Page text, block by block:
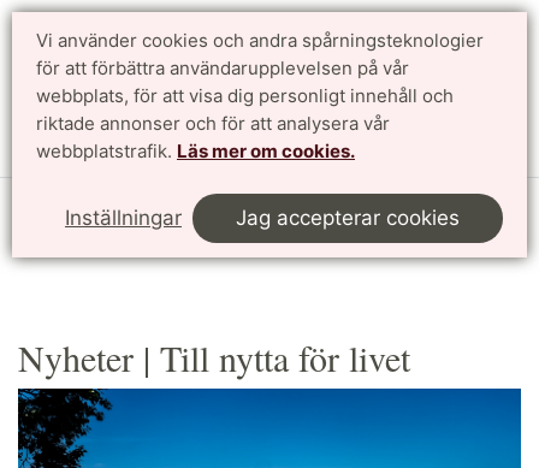
Vi använder cookies och andra spårningsteknologier
för att förbättra användarupplevelsen på vår
webbplats, för att visa dig personligt innehåll och
riktade annonser och för att analysera vår
webbplatstrafik. Läs mer om cookies.
Inställningar Jag accepterar cookies
Sök
Till nytta för världen
Till nytta för livet
Nyheter | Till nytta för livet